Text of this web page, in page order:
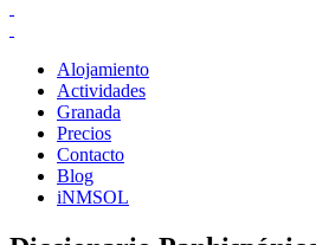
Alojamiento
Actividades
Granada
Precios
Contacto
Blog
iNMSOL